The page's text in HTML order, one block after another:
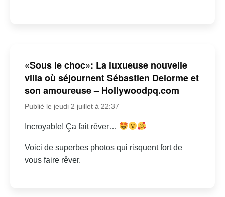
«Sous le choc»: La luxueuse nouvelle
villa où séjournent Sébastien Delorme et
son amoureuse – Hollywoodpq.com
Publié le jeudi 2 juillet à 22:37
Incroyable! Ça fait rêver…
Voici de superbes photos qui risquent fort de
vous faire rêver.